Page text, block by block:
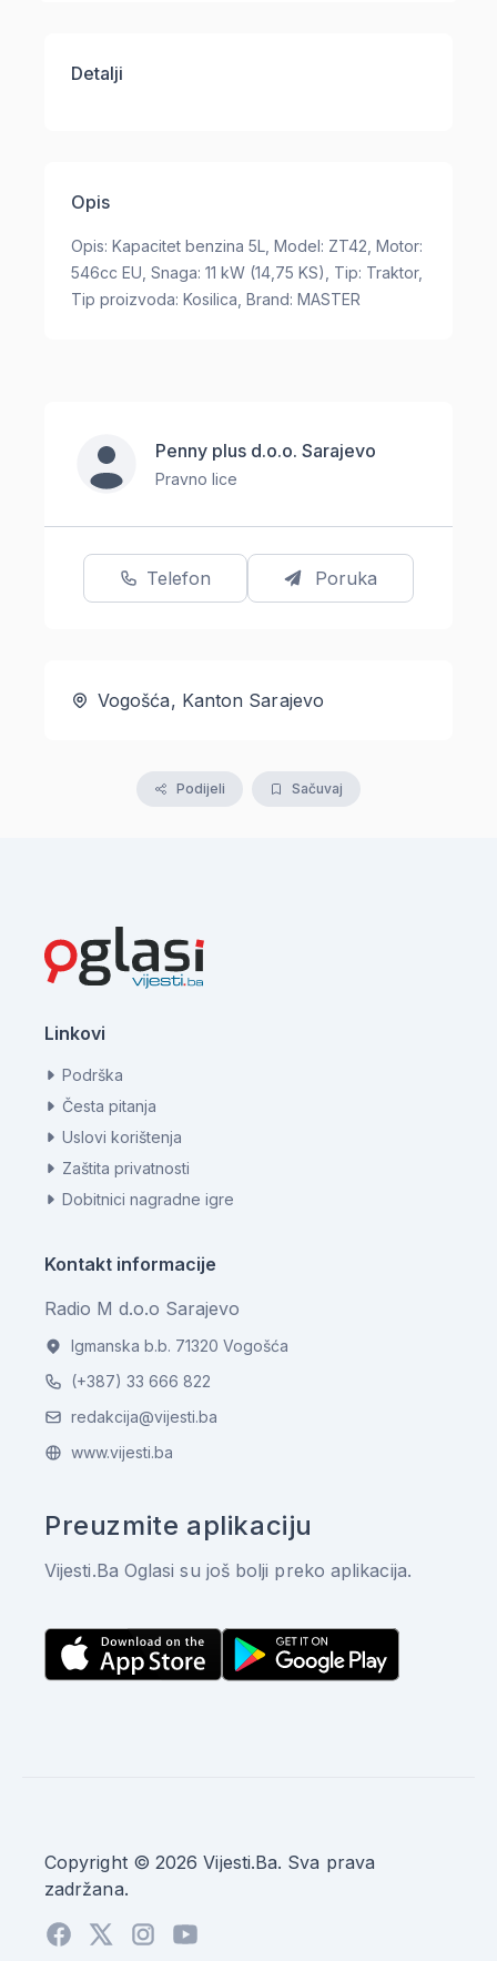
Detalji
Opis
Opis: Kapacitet benzina 5L, Model: ZT42, Motor:
546cc EU, Snaga: 11 kW (14,75 KS), Tip: Traktor,
Tip proizvoda: Kosilica, Brand: MASTER
Penny plus d.o.o. Sarajevo
Pravno lice
Telefon Poruka
Vogošća, Kanton Sarajevo
Podijeli Sačuvaj
Linkovi
Podrška
Česta pitanja
Uslovi korištenja
Zaštita privatnosti
Dobitnici nagradne igre
Kontakt informacije
Radio M d.o.o Sarajevo
Igmanska b.b. 71320 Vogošća
(+387) 33 666 822
redakcija@vijesti.ba
www.vijesti.ba
Preuzmite aplikaciju
Vijesti.Ba Oglasi su još bolji preko aplikacija.
Copyright © 2026 Vijesti.Ba. Sva prava
zadržana.